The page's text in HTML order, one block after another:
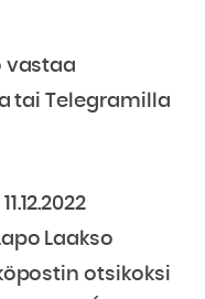
vastaa
tai Telegramilla
Laakso
otsikoksi